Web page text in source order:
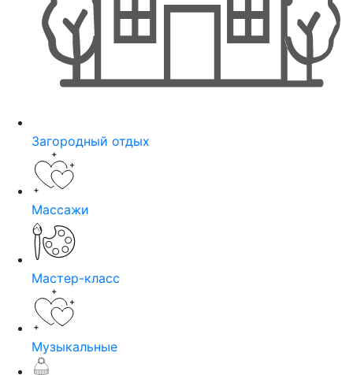
Загородный отдых
Массажи
Мастер-класс
Музыкальные